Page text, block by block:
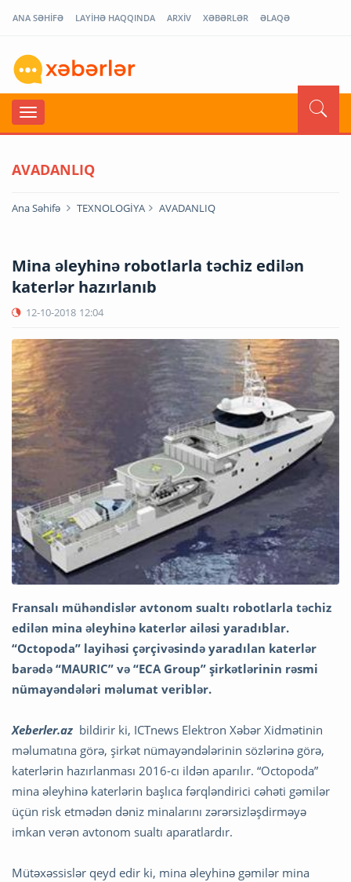
ANA SƏHİFƏ LAYİHƏ HAQQINDA ARXİV XƏBƏRLƏR ƏLAQƏ
AVADANLIQ
Ana Səhifə TEXNOLOGİYA AVADANLIQ
Mina əleyhinə robotlarla təchiz edilən
katerlər hazırlanıb
12-10-2018 12:04
Fransalı mühəndislər avtonom sualtı robotlarla təchiz
edilən mina əleyhinə katerlər ailəsi yaradıblar.
“Octopoda” layihəsi çərçivəsində yaradılan katerlər
barədə “MAURIC” və “ECA Group” şirkətlərinin rəsmi
nümayəndələri məlumat veriblər.
Xeberler.az bildirir ki, ICTnews Elektron Xəbər Xidmətinin
məlumatına görə, şirkət nümayəndələrinin sözlərinə görə,
katerlərin hazırlanması 2016-cı ildən aparılır. “Octopoda”
mina əleyhinə katerlərin başlıca fərqləndirici cəhəti gəmilər
üçün risk etmədən dəniz minalarını zərərsizləşdirməyə
imkan verən avtonom sualtı aparatlardır.
Mütəxəssislər qeyd edir ki, mina əleyhinə gəmilər mina